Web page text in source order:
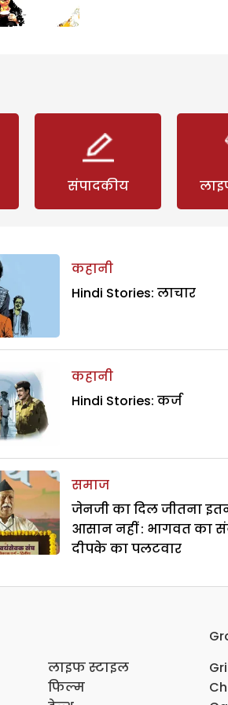
संपादकीय
कहानी
Hindi Stories: लाचार
कहानी
Hindi Stories: कर्ज
समाज
जेनजी का दिल जीतना
आसान नहीं : भागवत का
दीपके का पलटवार
लाइफ स्टाइल
फिल्म